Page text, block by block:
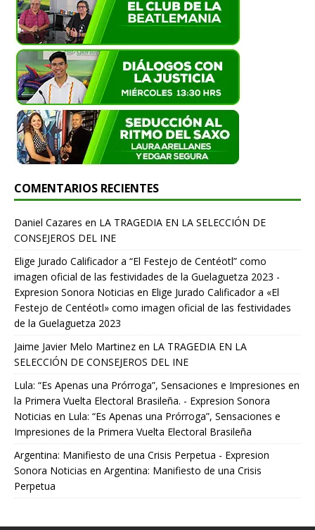
COMENTARIOS RECIENTES
Daniel Cazares en LA TRAGEDIA EN LA SELECCIÓN DE
CONSEJEROS DEL INE
Elige Jurado Calificador a “El Festejo de Centéotl” como
imagen oficial de las festividades de la Guelaguetza 2023 -
Expresion Sonora Noticias en Elige Jurado Calificador a «El
Festejo de Centéotl» como imagen oficial de las festividades
de la Guelaguetza 2023
Jaime Javier Melo Martinez en LA TRAGEDIA EN LA
SELECCIÓN DE CONSEJEROS DEL INE
Lula: “Es Apenas una Prórroga”, Sensaciones e Impresiones en
la Primera Vuelta Electoral Brasileña. - Expresion Sonora
Noticias en Lula: “Es Apenas una Prórroga”, Sensaciones e
Impresiones de la Primera Vuelta Electoral Brasileña
Argentina: Manifiesto de una Crisis Perpetua - Expresion
Sonora Noticias en Argentina: Manifiesto de una Crisis
Perpetua